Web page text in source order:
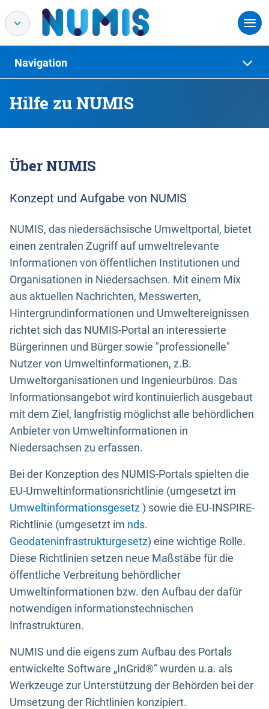
Hilfe zu NUMIS
Navigation
Über NUMIS
Konzept und Aufgabe von NUMIS
NUMIS, das niedersächsische Umweltportal, bietet
einen zentralen Zugriff auf umweltrelevante
Informationen von öffentlichen Institutionen und
Organisationen in Niedersachsen. Mit einem Mix
aus aktuellen Nachrichten, Messwerten,
Hintergrundinformationen und Umweltereignissen
richtet sich das NUMIS-Portal an interessierte
Bürgerinnen und Bürger sowie "professionelle"
Nutzer von Umweltinformationen, z.B.
Umweltorganisationen und Ingenieurbüros. Das
Informationsangebot wird kontinuierlich ausgebaut
mit dem Ziel, langfristig möglichst alle behördlichen
Anbieter von Umweltinformationen in
Niedersachsen zu erfassen.
Bei der Konzeption des NUMIS-Portals spielten die
EU-Umweltinformationsrichtlinie (umgesetzt im
Umweltinformationsgesetz) sowie die EU-INSPIRE-
Richtlinie (umgesetzt im nds.
Geodateninfrastrukturgesetz) eine wichtige Rolle.
Diese Richtlinien setzen neue Maßstäbe für die
öffentliche Verbreitung behördlicher
Umweltinformationen bzw. den Aufbau der dafür
notwendigen informationstechnischen
Infrastrukturen.
NUMIS und die eigens zum Aufbau des Portals
entwickelte Software „InGrid®“ wurden u.a. als
Werkzeuge zur Unterstützung der Behörden bei der
Umsetzung der Richtlinien konzipiert.